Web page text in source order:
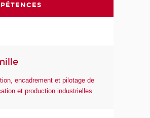
encadrement et pilotage de
et production industrielles